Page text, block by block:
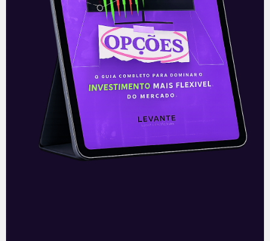
A mineradora brasileira realizou o seu
evento anual para investidores nesta
quarta-feira (02), o Vale Day, transmitido
em sua página de Relações com
Investidores. A
Leia mais
03/12/2020